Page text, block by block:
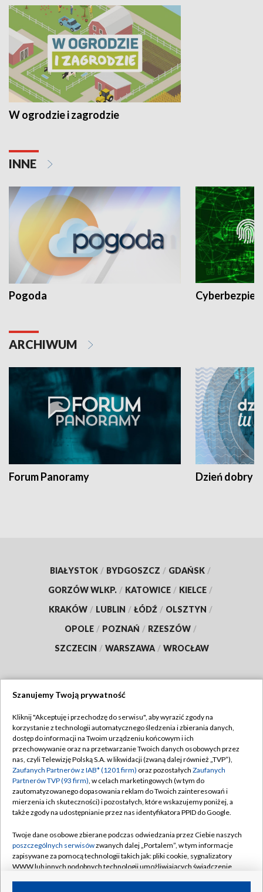
W ogrodzie i zagrodzie
INNE
Pogoda
ARCHIWUM
Forum Panoramy Dzień dobry
BIAŁYSTOK / BYDGOSZCZ / GDAŃSK /
GORZÓW WLKP. / KATOWICE / KIELCE /
KRAKÓW / LUBLIN / ŁÓDŹ / OLSZTYN /
OPOLE / POZNAŃ / RZESZÓW /
SZCZECIN / WARSZAWA / WROCŁAW
TVP
Abonament TVP
Emisja w TVP
Centrum informacji TVP
Naziemna Telewizja Cyfrowa
Rada Programowa
System NOS
Informacje o nadawcy
Regulamin TVP
Polityka prywatności
Moje zgody
Pomoc
Kontakt
Kanały
Szanujemy Twoją prywatność
Kliknij "Akceptuję i przechodzę do serwisu", aby wyrazić zgody na
korzystanie z technologii automatycznego śledzenia i zbierania danych,
dostęp do informacji na Twoim urządzeniu końcowym i ich
przechowywanie oraz na przetwarzanie Twoich danych osobowych przez
nas, czyli Telewizję Polską S.A. w likwidacji (zwaną dalej również „TVP”),
Zaufanych Partnerów z IAB* (1201 firm) oraz pozostałych Zaufanych
Partnerów TVP (93 firm), w celach marketingowych (w tym do
zautomatyzowanego dopasowania reklam do Twoich zainteresowań i
mierzenia ich skuteczności) i pozostałych, które wskazujemy poniżej, a
także zgody na udostępnianie przez nas identyfikatora PPID do Google.
Twoje dane osobowe zbierane podczas odwiedzania przez Ciebie naszych
poszczególnych serwisówzwanych dalej „Portalem”, w tym informacje
zapisywane za pomocą technologii takich jak: pliki cookie, sygnalizatory
WWW lub innych podobnych technologii umożliwiających świadczenie